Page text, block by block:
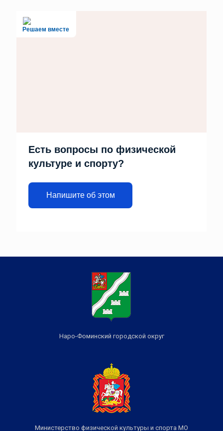
Решаем вместе
Есть вопросы по физической
культуре и спорту?
Напишите об этом
Наро-Фоминский городской округ
Министерство физической культуры и спорта МО